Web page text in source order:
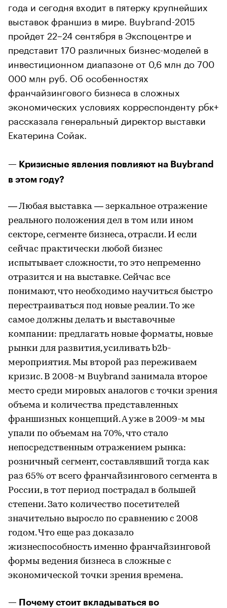
года и сегодня входит в пятерку крупнейших
выставок франшиз в мире. Buybrand-2015
пройдет 22–24 сентября в Экспоцентре и
представит 170 различных бизнес-моделей в
инвестиционном диапазоне от 0,6 млн до 700
000 млн руб. Об особенностях
франчайзингового бизнеса в сложных
экономических условиях корреспонденту рбк+
рассказала генеральный директор выставки
Екатерина Сойак.
— Кризисные явления повлияют на Buybrand
в этом году?
— Любая выставка — зеркальное отражение
реального положения дел в том или ином
секторе, сегменте бизнеса, отрасли. И если
сейчас практически любой бизнес
испытывает сложности, то это непременно
отразится и на выставке. Сейчас все
понимают, что необходимо научиться быстро
перестраиваться под новые реалии. То же
самое должны делать и выставочные
компании: предлагать новые форматы, новые
рынки для развития, усиливать b2b-
мероприятия. Мы второй раз переживаем
кризис. В 2008-м Buybrand занимала второе
место среди мировых аналогов с точки зрения
объема и количества представленных
франшизных концепций. А уже в 2009-м мы
упали по объемам на 70%, что стало
непосредственным отражением рынка:
розничный сегмент, составлявший тогда как
раз 65% от всего франчайзингового сегмента в
России, в тот период пострадал в большей
степени. Зато количество посетителей
значительно выросло по сравнению с 2008
годом. Что еще раз доказало
жизнеспособность именно франчайзинговой
формы ведения бизнеса в сложные с
экономической точки зрения времена.
— Почему стоит вкладываться во